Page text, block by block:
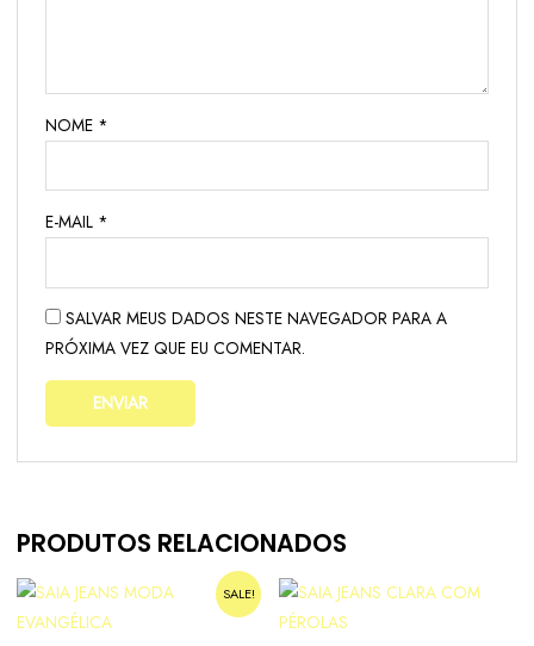
NOME *
E-MAIL *
SALVAR MEUS DADOS NESTE NAVEGADOR PARA A
PRÓXIMA VEZ QUE EU COMENTAR.
PRODUTOS RELACIONADOS
SALE!